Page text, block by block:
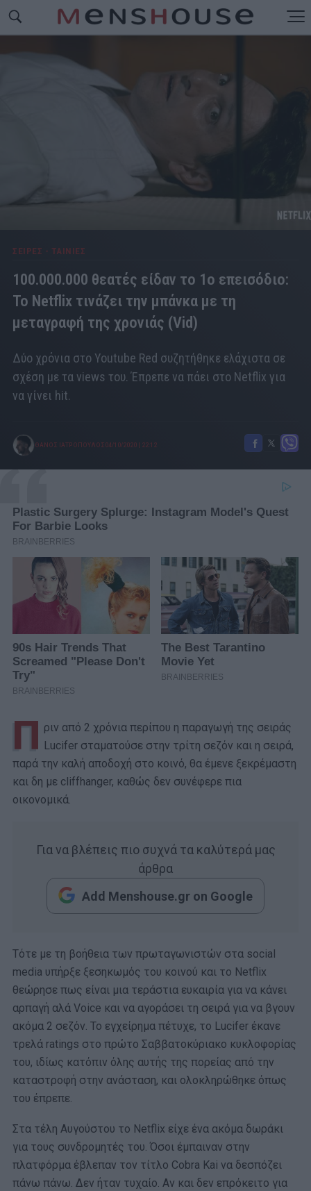
ΣΕΙΡΕΣ - ΤΑΙΝΙΕΣ
100.000.000 θεατές είδαν το 1ο επεισόδιο:
Το Netflix τινάζει την μπάνκα με τη
μεταγραφή της χρονιάς (Vid)
Δύο χρόνια στο Youtube Red συζητήθηκε ελάχιστα σε
σχέση με τα views του. Έπρεπε να πάει στο Netflix για
να γίνει hit.
ΘΑΝΟΣ ΙΑΤΡΟΠΟΥΛΟΣ 04/10/2020 22:12
Π ριν από 2 χρόνια περίπου η παραγωγή της σειράς
Lucifer σταματούσε στην τρίτη σεζόν και η σειρά,
παρά την καλή αποδοχή στο κοινό, θα έμενε ξεκρέμαστη
και δη με cliffhanger, καθώς δεν συνέφερε πια
οικονομικά.
Για να βλέπεις πιο συχνά τα καλύτερά μας
άρθρα
Add Menshouse.gr on Google
Τότε με τη βοήθεια των πρωταγωνιστών στα social
media υπήρξε ξεσηκωμός του κοινού και το Netflix
θεώρησε πως είναι μια τεράστια ευκαιρία για να κάνει
αρπαγή αλά Voice και να αγοράσει τη σειρά για να βγουν
ακόμα 2 σεζόν. Το εγχείρημα πέτυχε, το Lucifer έκανε
τρελά ratings στο πρώτο Σαββατοκύριακο κυκλοφορίας
του, ιδίως κατόπιν όλης αυτής της πορείας από την
καταστροφή στην ανάσταση, και ολοκληρώθηκε όπως
του έπρεπε.
Στα τέλη Αυγούστου το Netflix είχε ένα ακόμα δωράκι
για τους συνδρομητές του. Όσοι έμπαιναν στην
πλατφόρμα έβλεπαν τον τίτλο Cobra Kai να δεσπόζει
πάνω πάνω. Δεν ήταν τυχαίο. Αν και δεν επρόκειτο για